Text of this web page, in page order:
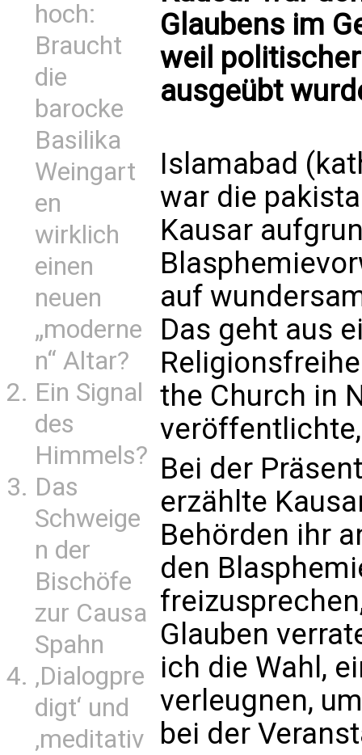
hoch:
Braucht
die
barocke
Basilika
Weingart
en
wirklich
einen
neuen
„moderne
n“ Altar?
Ein Signal
des
Himmels?
Das
Schweige
n der
Bischöfe
zur Causa
Spahn
‚Dialogpre
digt‘ und
‚meditativ
Glaubens im
weil
ausgeübt
Islamabad
war die
Kausar
auf
Das geht aus
the Church in
Bei der
erzählte
Behörden ihr
den
Glauben
ich die Wahl,
verleugnen,
bei der